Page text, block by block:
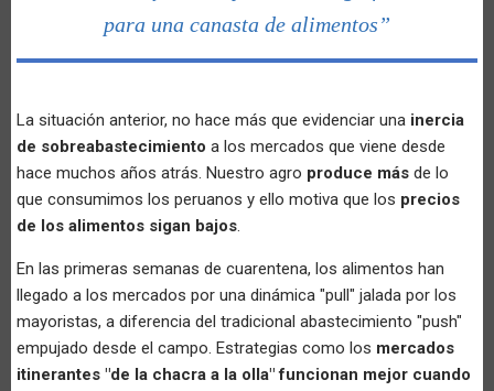
para una canasta de alimentos”
La situación anterior, no hace más que evidenciar una inercia
de sobreabastecimiento a los mercados que viene desde
hace muchos años atrás. Nuestro agro produce más de lo
que consumimos los peruanos y ello motiva que los precios
de los alimentos sigan bajos.
En las primeras semanas de cuarentena, los alimentos han
llegado a los mercados por una dinámica "pull" jalada por los
mayoristas, a diferencia del tradicional abastecimiento "push"
empujado desde el campo. Estrategias como los mercados
itinerantes "de la chacra a la olla" funcionan mejor cuando